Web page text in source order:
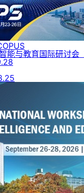
能与教育国际研讨会